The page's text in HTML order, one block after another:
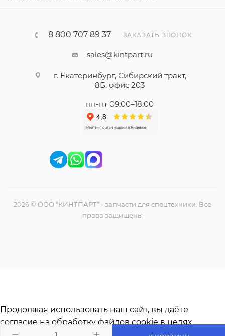
8 800 707 89 37 ЗАКАЗАТЬ ЗВОНОК
sales@kintpart.ru
г. Екатеринбург, Сибирский тракт,
8Б, офис 203
пн-пт 09:00–18:00
2026 © ООО "КИНТПАРТ" - запчасти для спецтехники. Все
права защищены
Продолжая использовать наш сайт, вы даёте
согласие на обработку файлов cookie в целях